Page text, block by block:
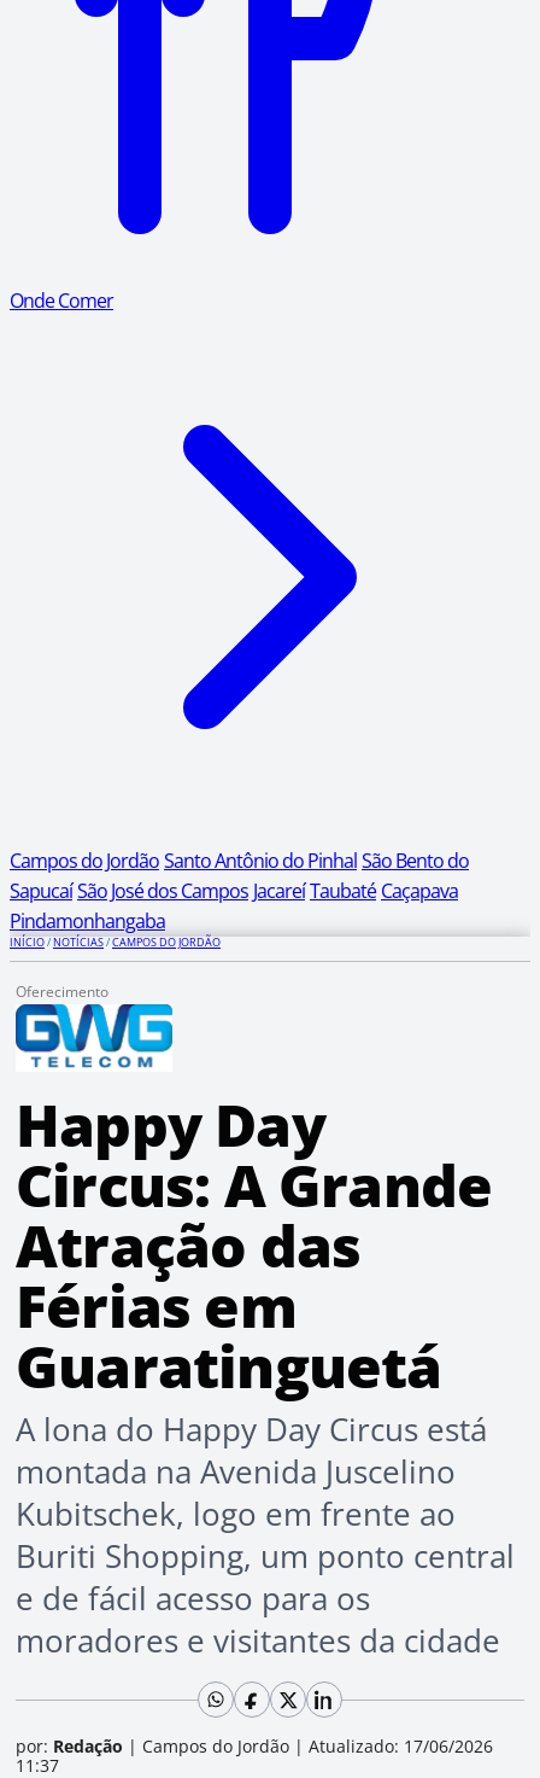
Onde Comer
Campos do JordãoSanto Antônio do PinhalSão Bento do
SapucaíSão José dos Campos JacareíTaubaté Caçapava
Pindamonhangaba
INÍCIO/NOTÍCIAS/CAMPOS DO JORDÃO
Oferecimento
Happy Day
Circus: A Grande
Atração das
Férias em
Guaratinguetá
A lona do Happy Day Circus está
montada na Avenida Juscelino
Kubitschek, logo em frente ao
Buriti Shopping, um ponto central
e de fácil acesso para os
moradores e visitantes da cidade
por: Redação | Campos do Jordão | Atualizado: 17/06/2026
11:37